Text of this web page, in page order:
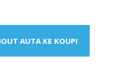
AUTA KE KOUPI